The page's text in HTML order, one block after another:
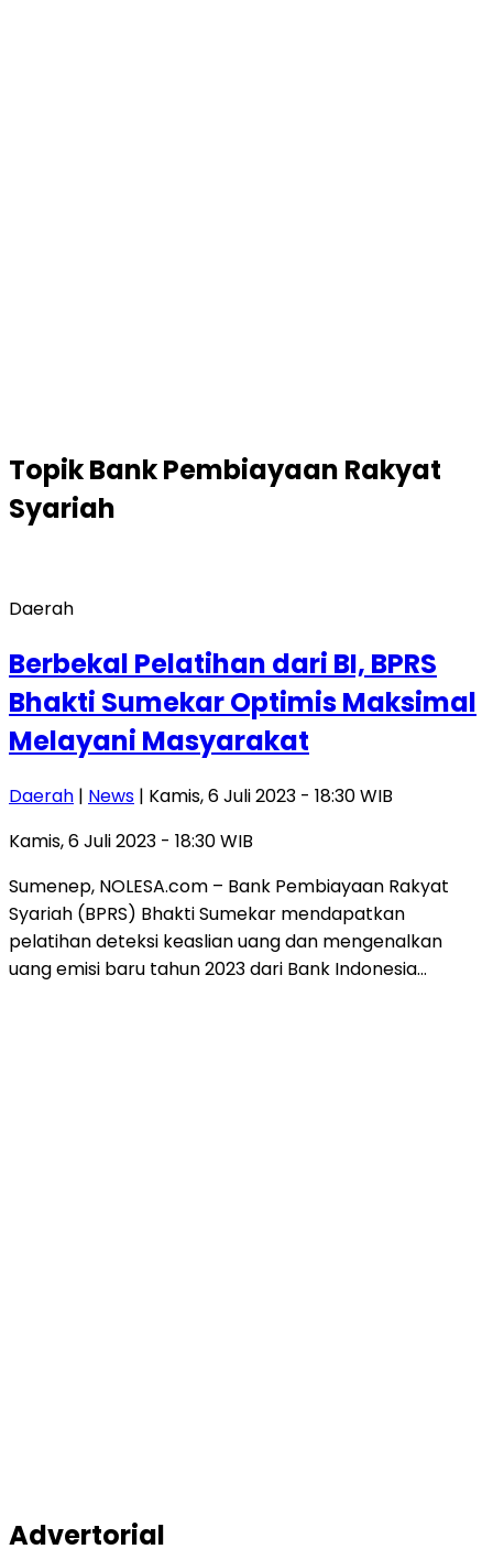
TopikBank Pembiayaan Rakyat
Syariah
Daerah
Berbekal Pelatihan dari BI, BPRS
Bhakti Sumekar Optimis Maksimal
Melayani Masyarakat
Daerah | News | Kamis, 6 Juli 2023 - 18:30 WIB
Kamis, 6 Juli 2023 - 18:30 WIB
Sumenep, NOLESA.com – Bank Pembiayaan Rakyat
Syariah (BPRS) Bhakti Sumekar mendapatkan
pelatihan deteksi keaslian uang dan mengenalkan
uang emisi baru tahun 2023 dari Bank Indonesia…
Advertorial